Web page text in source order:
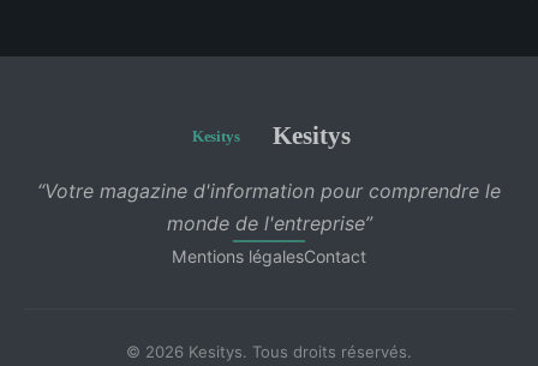
Kesitys
“Votre magazine d'information pour comprendre le
monde de l'entreprise”
Mentions légalesContact
© 2026 Kesitys. Tous droits réservés.